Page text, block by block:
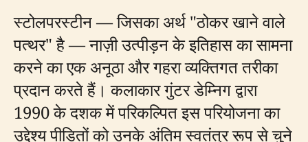
स्टोलपरस्टीन — जिसका अर्थ "ठोकर खाने वाले
पत्थर" है — नाज़ी उत्पीड़न के इतिहास का सामना
करने का एक अनूठा और गहरा व्यक्तिगत तरीका
प्रदान करते हैं। कलाकार गुंटर डेम्निग द्वारा
1990 के दशक में परिकल्पित इस परियोजना का
उद्देश्य पीड़ितों को उनके अंतिम स्वतंत्र रूप से चुने